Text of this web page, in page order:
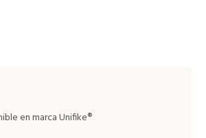
en marca Unifike®